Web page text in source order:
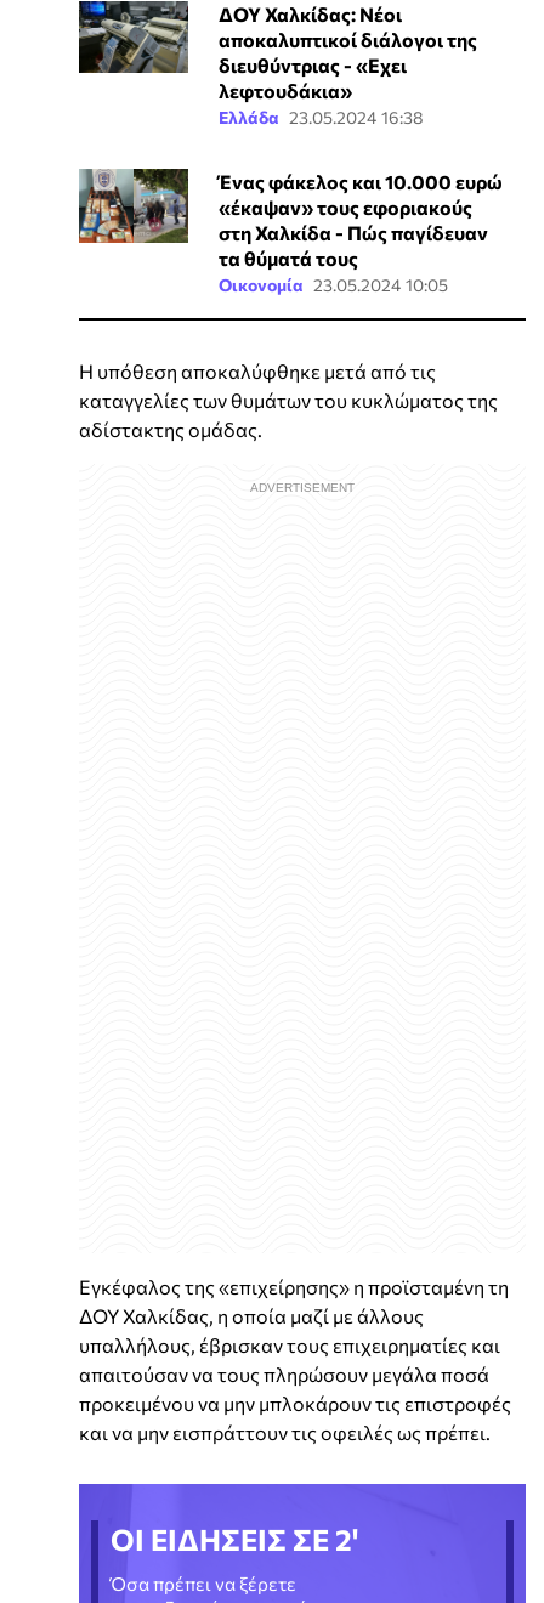
ΔΟΥ Χαλκίδας: Νέοι
αποκαλυπτικοί διάλογοι της
διευθύντριας - «Εχει
λεφτουδάκια»
Ελλάδα 23.05.2024 16:38
Ένας φάκελος και 10.000 ευρώ
«έκαψαν» τους εφοριακούς
στη Χαλκίδα - Πώς παγίδευαν
τα θύματά τους
Οικονομία 23.05.2024 10:05
Η υπόθεση αποκαλύφθηκε μετά από τις
καταγγελίες των θυμάτων του κυκλώματος της
αδίστακτης ομάδας.
Εγκέφαλος της «επιχείρησης» η προϊσταμένη τη
ΔΟΥ Χαλκίδας, η οποία μαζί με άλλους
υπαλλήλους, έβρισκαν τους επιχειρηματίες και
απαιτούσαν να τους πληρώσουν μεγάλα ποσά
προκειμένου να μην μπλοκάρουν τις επιστροφές
και να μην εισπράττουν τις οφειλές ως πρέπει.
ΟΙ ΕΙΔΗΣΕΙΣ ΣΕ 2'
Όσα πρέπει να ξέρετε